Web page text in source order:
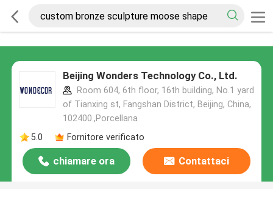
Beijing Wonders Technology Co., Ltd.
Room 604, 6th floor, 16th building, No.1 yard
of Tianxing st, Fangshan District, Beijing, China,
102400.,Porcellana
5.0
Fornitore verificato
chiamare ora Contattaci